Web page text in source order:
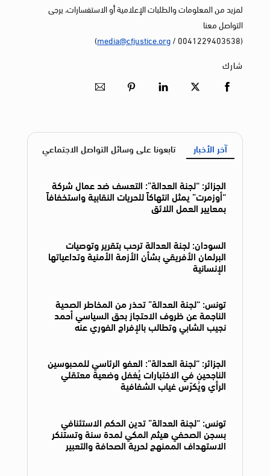
لمزيد من المعلومات والطلبات الإعلامية أو الاستفسارات، يرجى
التواصل معنا
(0041229403538 /
media@cfjustice.org
)
شارك
آخر الأخبار تابعونا على وسائل التواصل الاجتماعي
الجزائر: “لجنة العدالة”: التعسف ضد عمال شركة
“أوزمرت” يمثل انتهاكاً للحريات النقابية واستخفافاً
بمعايير العمل اللائق
السودان: لجنة العدالة ترحب بتقرير وتوصيات
البرلمان الأفريقي بشأن الأزمة الأمنية وتداعياتها
الإنسانية
تونس: “لجنة العدالة” تحذر من المخاطر الصحية
الناجمة عن ظروف الاحتجاز بحق السياسي أحمد
نجيب الشابي وتطالب بالإفراج الفوري عنه
الجزائر: “لجنة العدالة”: العفو الرئاسي للمحبوسين
الناجحين في الاختبارات يُغفل وضعية معتقلي
الرأي ويُكرّس غياب الشفافية
تونس: “لجنة العدالة” تدين الحكم الاستئنافي
بسجن الصحفي هيثم المكي لمدة سنة وتستنكر
الاستهداف الممنهج لحرية الصحافة والتعبير